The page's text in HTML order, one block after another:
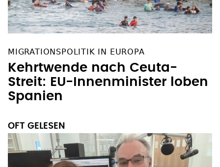
MIGRATIONSPOLITIK IN EUROPA
Kehrtwende nach Ceuta-
Streit: EU-Innenminister loben
Spanien
OFT GELESEN